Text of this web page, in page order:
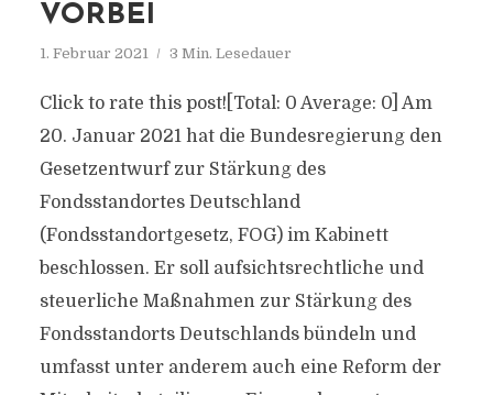
VORBEI
1. Februar 2021 3 Min. Lesedauer
Click to rate this post![Total: 0 Average: 0] Am
20. Januar 2021 hat die Bundesregierung den
Gesetzentwurf zur Stärkung des
Fondsstandortes Deutschland
(Fondsstandortgesetz, FOG) im Kabinett
beschlossen. Er soll aufsichtsrechtliche und
steuerliche Maßnahmen zur Stärkung des
Fondsstandorts Deutschlands bündeln und
umfasst unter anderem auch eine Reform der